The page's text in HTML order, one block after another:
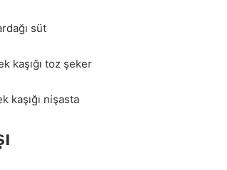
süt
kaşığı toz şeker
kaşığı nişasta